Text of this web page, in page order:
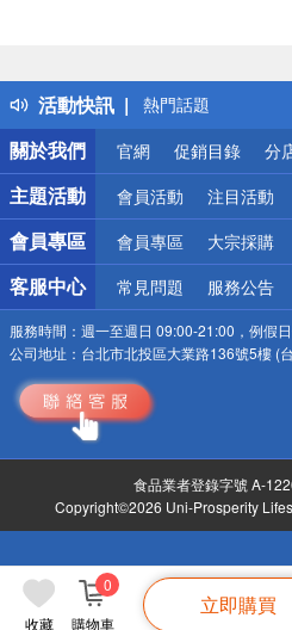
收藏 購物車
0
立即購買
活動快訊
得獎公告
熱門話題
銀行優惠
偏遠地區配送
詐騙網頁！請小心！
關於我們
官網 促銷目錄 分
主題活動 會員活動 注目活動
會員專區 會員專區 大宗採購
客服中心 常見問題 服務公告
服務時間： 週一至週日 09:00-21:00，例假
公司地址： 台北市北投區大業路136號5樓 (
食品業者登錄字號 A-
Copyright©2026 Uni-Prosperity